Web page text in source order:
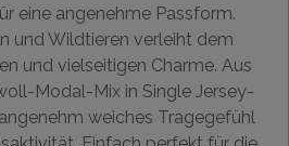
eine angenehme Passform.
und Wildtieren verleiht dem
und vielseitigen Charme. Aus
Modal-Mix in Single Jersey-
weiches Tragegefühl